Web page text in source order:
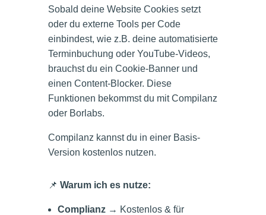
Sobald deine Website Cookies setzt
oder du externe Tools per Code
einbindest, wie z.B. deine automatisierte
Terminbuchung oder YouTube-Videos,
brauchst du ein Cookie-Banner und
einen Content-Blocker. Diese
Funktionen bekommst du mit Compilanz
oder Borlabs.
Compilanz kannst du in einer Basis-
Version kostenlos nutzen.
📌 Warum ich es nutze:
Complianz→ Kostenlos & für